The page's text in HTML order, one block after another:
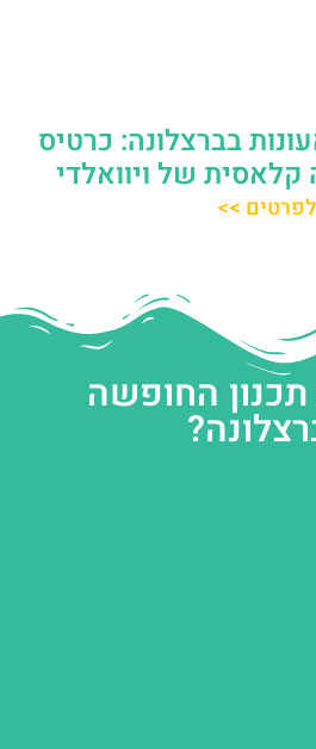
בברצלונה: כרטיס
קלאסית של ויוואלדי
לפרטים >>
החופשה